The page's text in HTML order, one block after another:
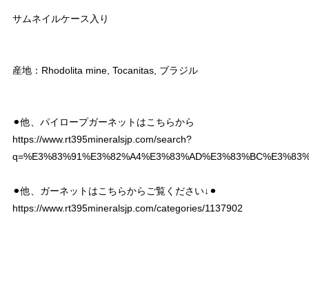
サムネイルケース入り
産地：Rhodolita mine, Tocanitas, ブラジル
⚫︎他、パイロープガーネットはこちらから
https://www.rt395mineralsjp.com/search?
⚫︎他、ガーネットはこちらからご覧ください↓⚫︎
https://www.rt395mineralsjp.com/categories/1137902